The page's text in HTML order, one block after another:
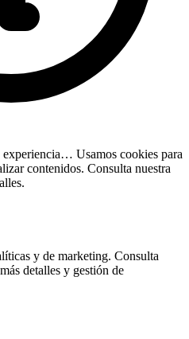
experiencia… Usamos cookies para
contenidos. Consulta nuestra
y de marketing. Consulta
detalles y gestión de